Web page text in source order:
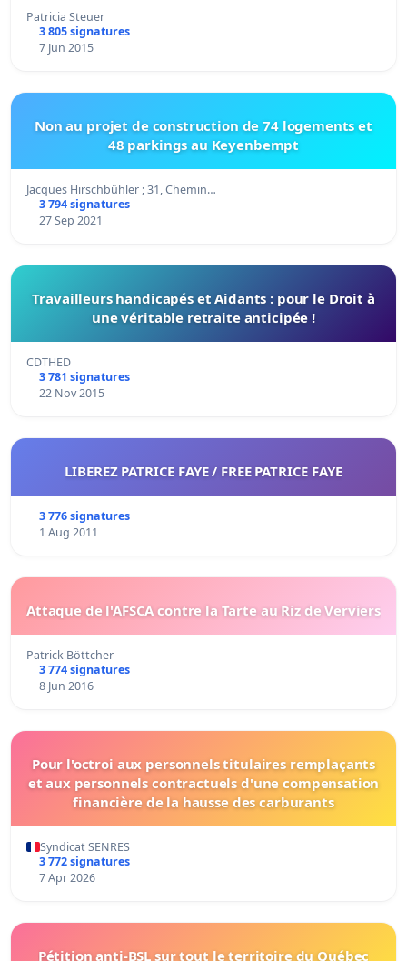
Patricia Steuer
3 805 signatures
7 Jun 2015
Non au projet de construction de 74 logements et
48 parkings au Keyenbempt
Jacques Hirschbühler ; 31, Chemin…
3 794 signatures
27 Sep 2021
Travailleurs handicapés et Aidants : pour le Droit à
une véritable retraite anticipée !
CDTHED
3 781 signatures
22 Nov 2015
LIBEREZ PATRICE FAYE / FREE PATRICE FAYE
3 776 signatures
1 Aug 2011
Attaque de l'AFSCA contre la Tarte au Riz de Verviers
Patrick Böttcher
3 774 signatures
8 Jun 2016
Pour l'octroi aux personnels titulaires remplaçants
et aux personnels contractuels d'une compensation
financière de la hausse des carburants
Syndicat SENRES
3 772 signatures
7 Apr 2026
Pétition anti-BSL sur tout le territoire du Québec